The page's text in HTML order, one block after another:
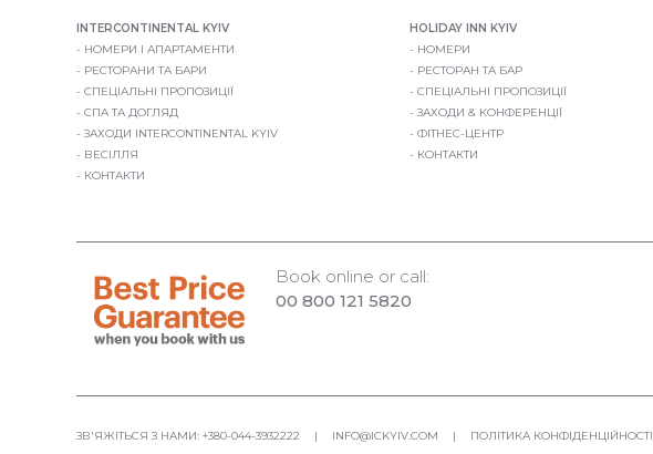
INTERCONTINENTAL KYIV
НОМЕРИ І АПАРТАМЕНТИ
РЕСТОРАНИ ТА БАРИ
СПЕЦІАЛЬНІ ПРОПОЗИЦІЇ
СПА ТА ДОГЛЯД
ЗАХОДИ INTERCONTINENTAL KYIV
ВЕСІЛЛЯ
КОНТАКТИ
HOLIDAY INN KYIV
НОМЕРИ
РЕСТОРАН ТА БАР
СПЕЦІАЛЬНІ ПРОПОЗИЦІЇ
ЗАХОДИ & КОНФЕРЕНЦІЇ
ФІТНЕС-ЦЕНТР
КОНТАКТИ
Book online or call:
00 800 121 5820
ЗВ'ЯЖІТЬСЯ З НАМИ: +380-044-3932222 | INFO@ICKYIV.COM | ПОЛІТИКА КОНФІДЕНЦІЙНОСТІ